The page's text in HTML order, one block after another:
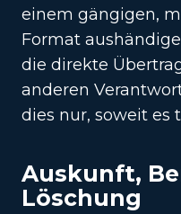
einem gängigen,
Format
die direkte
anderen
dies nur, soweit es
Auskunft,
Löschung